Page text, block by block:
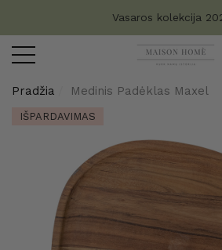
Vasaros kolekcija
Pradžia Medinis Padėklas Maxel
IŠPARDAVIMAS
Turite